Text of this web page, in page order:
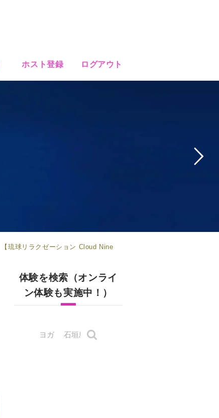
ホスト登録 ログアウト
【琉球リラクゼーション Cloud Nine
体験を検索（オンライ
ン体験も実施中！）